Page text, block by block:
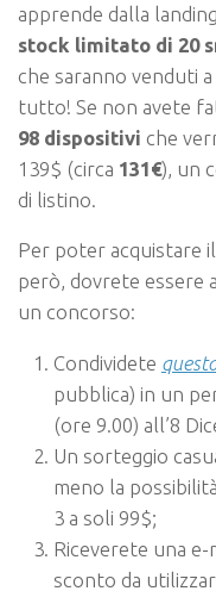
apprende dalla
stock limitato di 20
che saranno venduti
tutto! Se non avete
98 dispositivi che
139$ (circa 131€), un
di listino.
Per poter acquistare
però, dovrete essere
un concorso:
Condividete
pubblica) in un
(ore 9.00) all’8
Un sorteggio
meno la
3 a soli 99$;
Riceverete una
sconto da